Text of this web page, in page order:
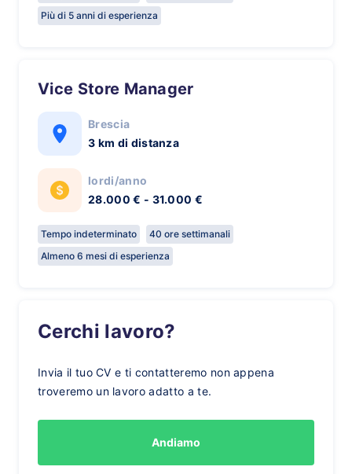
Più di 5 anni di esperienza
Vice Store Manager
Brescia
3 km di distanza
lordi/anno
28.000 € - 31.000 €
Tempo indeterminato
40 ore settimanali
Almeno 6 mesi di esperienza
Cerchi lavoro?
Invia il tuo CV e ti contatteremo non appena
troveremo un lavoro adatto a te.
Andiamo